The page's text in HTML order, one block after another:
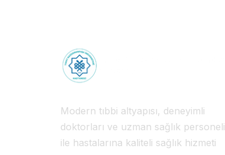
Modern tıbbi altyapısı, deneyimli
doktorları ve uzman sağlık personeli
ile hastalarına kaliteli sağlık hizmeti